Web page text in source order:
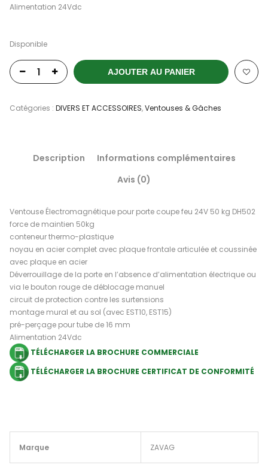
Alimentation 24Vdc
Disponible
AJOUTER AU PANIER
Catégories : DIVERS ET ACCESSOIRES,Ventouses & Gâches
Description
Informations complémentaires
Avis (0)
Ventouse Électromagnétique pour porte coupe feu 24V 50 kg DH502
force de maintien 50kg
conteneur thermo-plastique
noyau en acier complet avec plaque frontale articulée et coussinée
avec plaque en acier
Déverrouillage de la porte en l’absence d’alimentation électrique ou
via le bouton rouge de déblocage manuel
circuit de protection contre les surtensions
montage mural et au sol (avec EST10, EST15)
pré-perçage pour tube de 16 mm
Alimentation 24Vdc
TÉLÉCHARGER LA BROCHURE COMMERCIALE
TÉLÉCHARGER LA BROCHURE CERTIFICAT DE CONFORMITÉ
Marque ZAVAG